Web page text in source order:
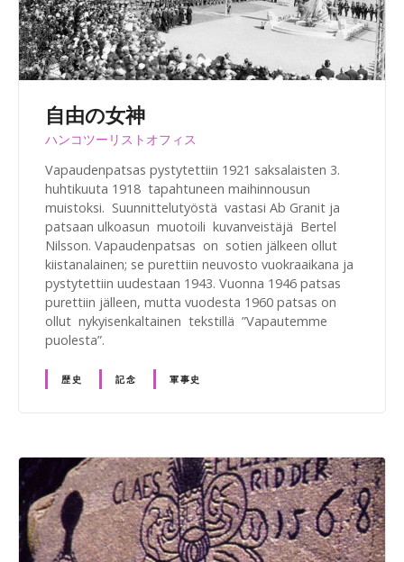
自由の女神
ハンコツーリストオフィス
Vapaudenpatsas pystytettiin 1921 saksalaisten 3.
huhtikuuta 1918 tapahtuneen maihinnousun
muistoksi. Suunnittelutyöstä vastasi Ab Granit ja
patsaan ulkoasun muotoili kuvanveistäjä Bertel
Nilsson. Vapaudenpatsas on sotien jälkeen ollut
kiistanalainen; se purettiin neuvosto vuokraaikana ja
pystytettiin uudestaan 1943. Vuonna 1946 patsas
purettiin jälleen, mutta vuodesta 1960 patsas on
ollut nykyisenkaltainen tekstillä ”Vapautemme
puolesta”.
歴史 記念 軍事史